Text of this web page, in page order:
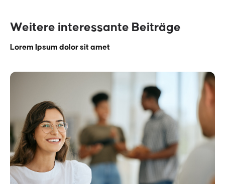
Weitere interessante Beiträge
Lorem Ipsum dolor sit amet